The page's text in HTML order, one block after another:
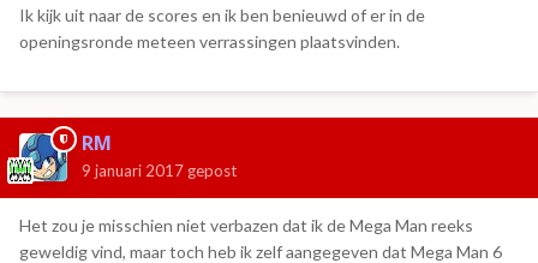
Ik kijk uit naar de scores en ik ben benieuwd of er in de
openingsronde meteen verrassingen plaatsvinden.
RM
9 januari 2017 gepost
Het zou je misschien niet verbazen dat ik de Mega Man reeks
geweldig vind, maar toch heb ik zelf aangegeven dat Mega Man 6